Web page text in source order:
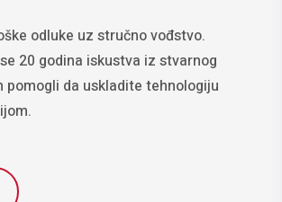
odluke uz stručno vođstvo.
20 godina iskustva iz stvarnog
pomogli da uskladite tehnologiju